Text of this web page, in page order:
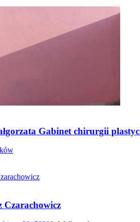
Gabinet chirurgii
Czarachowicz